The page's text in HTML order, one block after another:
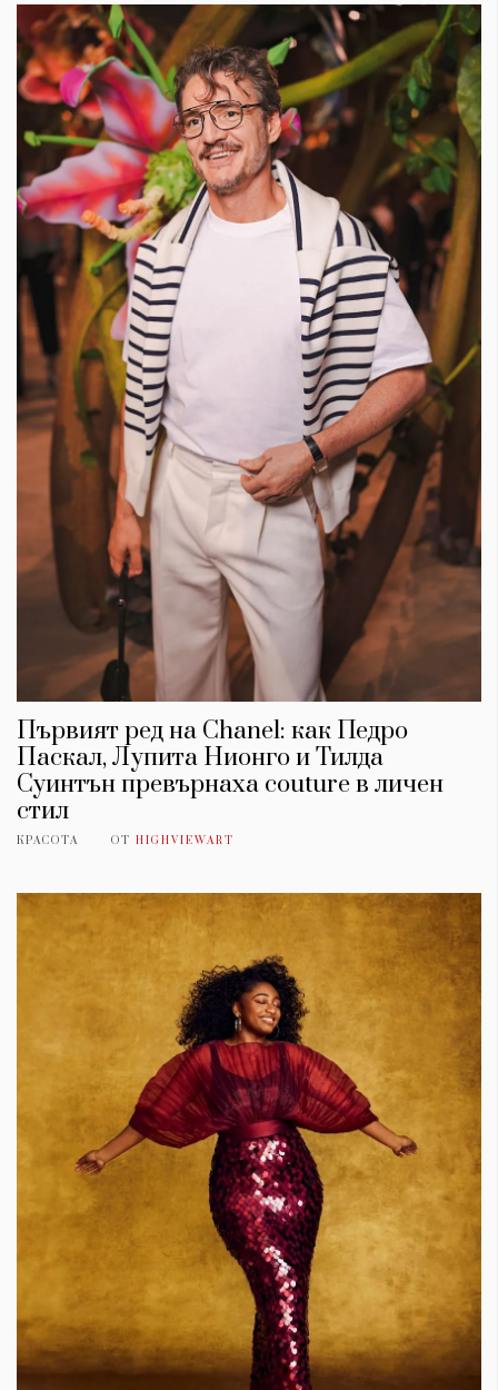
Първият ред на Chanel: как Педро
Паскал, Лупита Нионго и Тилда
Суинтън превърнаха couture в личен
стил
КРАСОТА ОТ HIGHVIEWART